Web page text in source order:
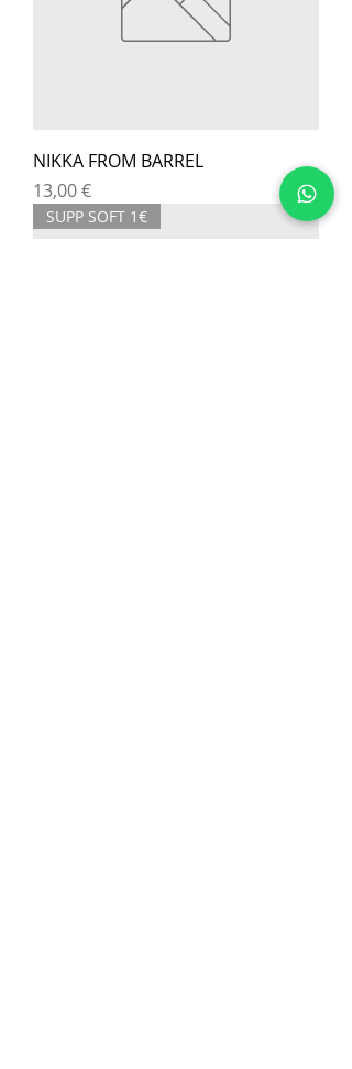
NIKKA FROM BARREL
Prix
13,00 €
SUPP SOFT 1€